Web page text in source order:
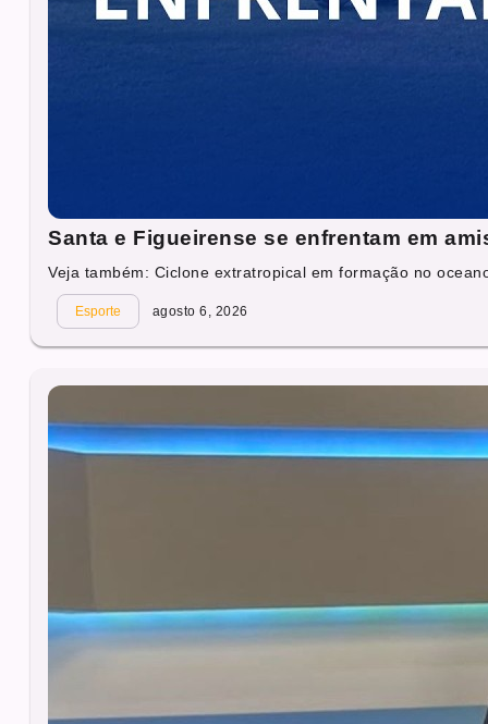
Santa e Figueirense se enfrentam em
Veja também: Ciclone extratropical em formação no
Esporte agosto 6, 2026